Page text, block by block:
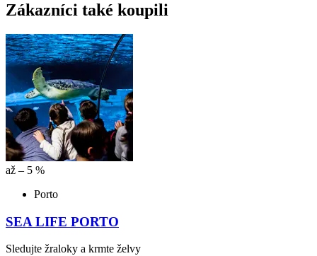
Zákazníci také koupili
až – 5 %
Porto
SEA LIFE PORTO
Sledujte žraloky a krmte želvy